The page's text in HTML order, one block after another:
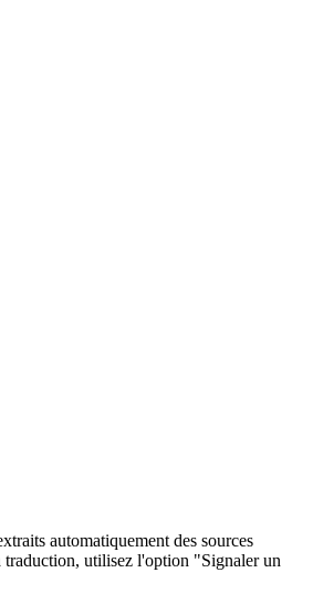
automatiquement des sources
traduction, utilisez l'option "Signaler un